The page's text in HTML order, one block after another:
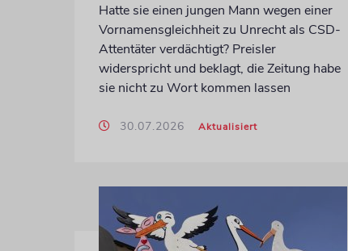
Hatte sie einen jungen Mann wegen einer
Vornamensgleichheit zu Unrecht als CSD-
Attentäter verdächtigt? Preisler
widerspricht und beklagt, die Zeitung habe
sie nicht zu Wort kommen lassen
30.07.2026 Aktualisiert